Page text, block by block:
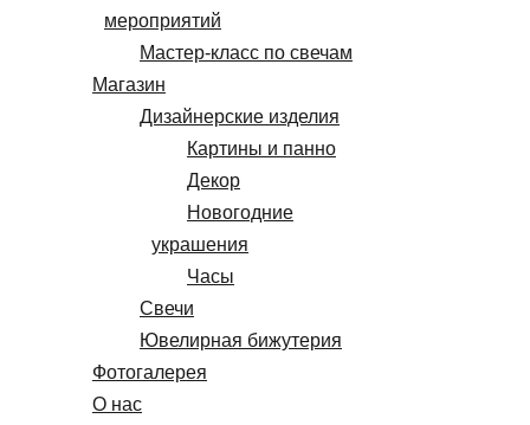
мероприятий
Мастер-класс по свечам
Магазин
Дизайнерские изделия
Картины и панно
Декор
Новогодние
украшения
Часы
Свечи
Ювелирная бижутерия
Фотогалерея
О нас